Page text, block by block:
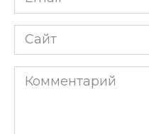
Сайт
Комментарий